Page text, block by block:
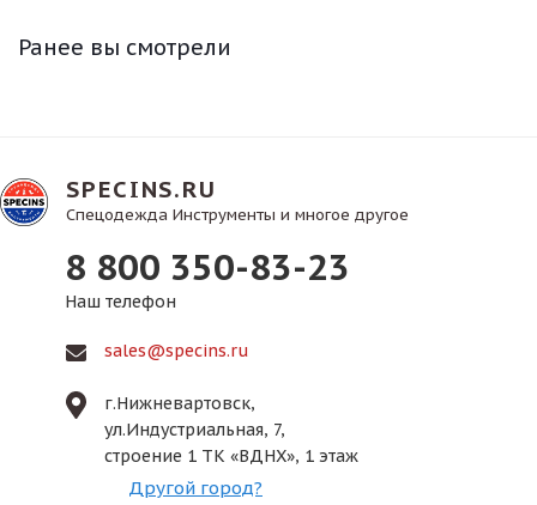
Ранее вы смотрели
SPECINS.RU
Спецодежда Инструменты и многое другое
8 800 350-83-23
Наш телефон
sales@specins.ru
г.Нижневартовск,
ул.Индустриальная, 7,
строение 1 ТК «ВДНХ», 1 этаж
Другой город?